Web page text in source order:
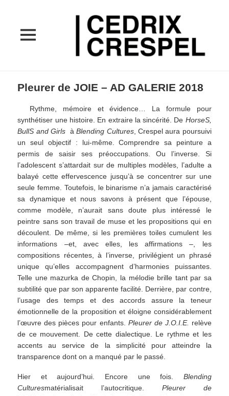
Pleurer de JOIE – AD GALERIE 2018
Rythme, mémoire et évidence… La formule pour
synthétiser une histoire. En extraire la sincérité. De HorseS,
BullS and Girls àBlending Cultures, Crespel aura poursuivi
un seul objectif : lui-même. Comprendre sa peinture a
permis de saisir ses préoccupations. Ou l’inverse. Si
l’adolescent s’attardait sur de multiples modèles, l’adulte a
balayé cette effervescence jusqu’à se concentrer sur une
seule femme. Toutefois, le binarisme n’a jamais caractérisé
sa dynamique et nous savons à présent que l’épouse,
comme modèle, n’aurait sans doute plus intéressé le
peintre sans son travail de muse et les propositions qui en
découlent. De même, si les premières toiles cumulent les
informations –et, avec elles, les affirmations –, les
compositions récentes, à l’inverse, privilégient un phrasé
unique qu’elles accompagnent d’harmonies puissantes.
Telle une mazurka de Chopin, la mélodie brille tant par sa
subtilité que par son apparente facilité. Derrière, par contre,
l’usage des temps et des accords assure la teneur
émotionnelle de la proposition et éloigne considérablement
l’œuvre des pièces pour enfants. Pleurer de J.O.I.E. relève
de ce mouvement. De cette dialectique. Le rythme et les
accents au service de la simplicité pour atteindre la
transparence dont on a manqué par le passé.
Hier et aujourd’hui. Encore une fois. Blending
Culturesmatérialisait l’autocritique. Pleurer de